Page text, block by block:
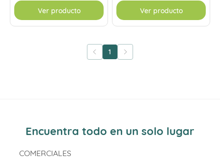
Ver producto Ver producto
1
Encuentra todo en un solo lugar
COMERCIALES